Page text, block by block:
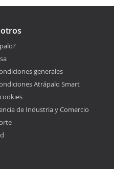
generales
Atrápalo Smart
de Industria y Comercio